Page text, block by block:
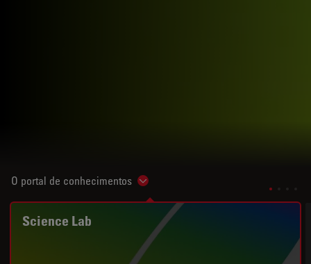
O portal de conhecimentos Show subnavigation
Science Lab